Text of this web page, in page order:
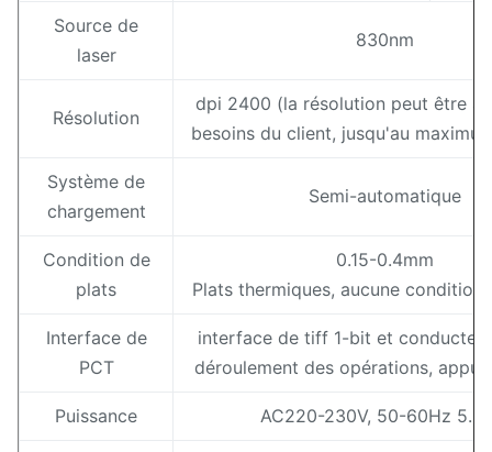
Source de
laser
830nm
Résolution
dpi 2400 (la résolution peut être
besoins du client, jusqu'au
Système de
chargement
Semi-automatique
Condition de
plats
0.15-0.4mm
Plats thermiques, aucune condition
Interface de
PCT
interface de tiff 1-bit et
déroulement des opérations, appui
Puissance AC220-230V, 50-60Hz